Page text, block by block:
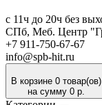
с 11ч до 20ч без
СПб, Меб. Центр
+7 911-750-67-67
info@spb-hit.ru
В корзине 0 товар(ов)
на сумму 0 р.